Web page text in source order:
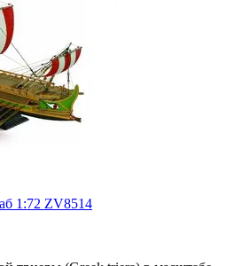
1:72 ZV8514